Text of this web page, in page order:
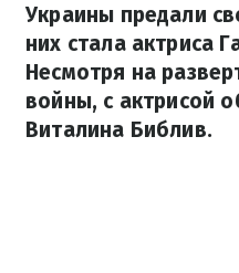
Украины предали
них стала актриса
Несмотря на
войны, с актрисой
Виталина Библив.